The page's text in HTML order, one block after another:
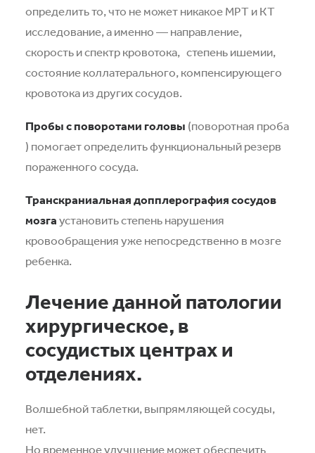
определить то, что не может никакое МРТ и КТ
исследование, а именно — направление,
скорость и спектр кровотока, степень ишемии,
состояние коллатерального, компенсирующего
кровотока из других сосудов.
Пробы с поворотами головы (поворотная проба
) помогает определить функциональный резерв
пораженного сосуда.
Транскраниальная допплерография сосудов
мозгаустановить степень нарушения
кровообращения уже непосредственно в мозге
ребенка.
Лечение данной патологии
хирургическое, в
сосудистых центрах и
отделениях.
Волшебной таблетки, выпрямляющей сосуды,
нет.
Но временное улучшение может обеспечить